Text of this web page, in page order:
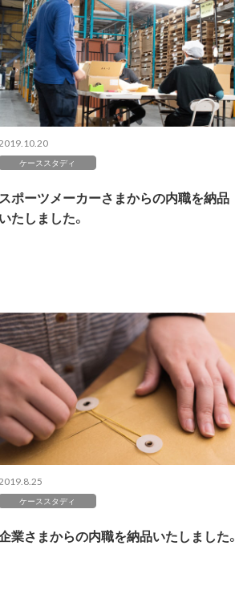
ケーススタディ
スポーツメーカーさまからの内職を納品
いたしました。
ケーススタディ
業さまからの内職を納品いたしました。